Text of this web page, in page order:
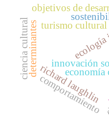
richard laughlin
innovación
economía
comportamiento
determinantes
objetivos de
turismo cultural
ciencia cultural